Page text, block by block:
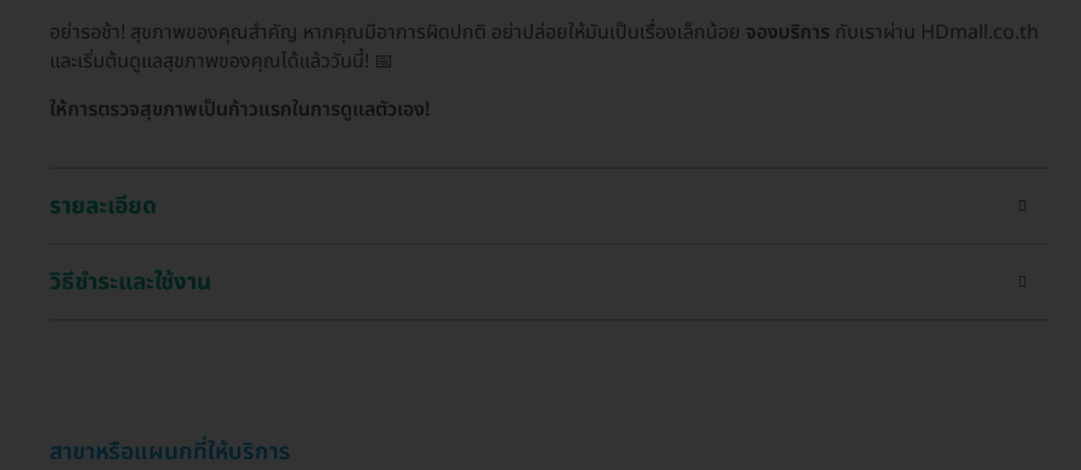
อย่ารอช้า! สุขภาพของคุณสำคัญ หากคุณมีอาการผิดปกติ อย่าปล่อยให้มันเป็นเรื่องเล็กน้อย จองบริการ กับเราผ่าน HDmall.co.th
และเริ่มต้นดูแลสุขภาพของคุณได้แล้ววันนี้! 📅
ให้การตรวจสุขภาพเป็นก้าวแรกในการดูแลตัวเอง!
รายละเอียด
วิธีชำระและใช้งาน
สาขาหรือแผนกที่ให้บริการ